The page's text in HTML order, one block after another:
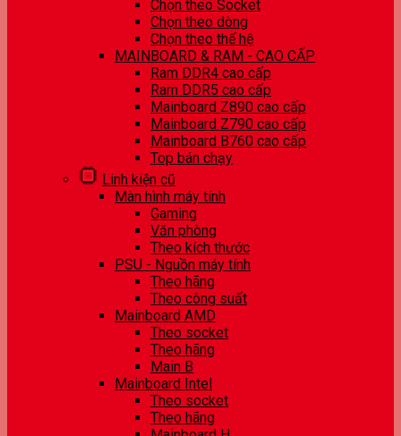
Chọn theo Socket
Chọn theo dòng
Chọn theo thế hệ
MAINBOARD & RAM - CAO CẤP
Ram DDR4 cao cấp
Ram DDR5 cao cấp
Mainboard Z890 cao cấp
Mainboard Z790 cao cấp
Mainboard B760 cao cấp
Top bán chạy
Linh kiện cũ
Màn hình máy tính
Gaming
Văn phòng
Theo kích thước
PSU - Nguồn máy tính
Theo hãng
Theo công suất
Mainboard AMD
Theo socket
Theo hãng
Main B
Mainboard Intel
Theo socket
Theo hãng